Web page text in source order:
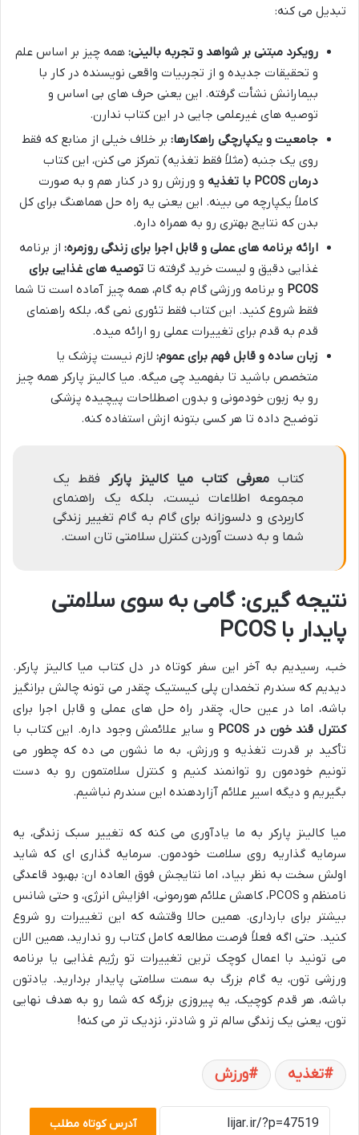
تبدیل می کنه:
رویکرد مبتنی بر شواهد و تجربه بالینی: همه چیز بر اساس علم
و تحقیقات جدیده و از تجربیات واقعی نویسنده در کار با
بیمارانش نشأت گرفته. این یعنی حرف های بی اساس و
توصیه های غیرعلمی جایی در این کتاب ندارن.
جامعیت و یکپارچگی راهکارها: بر خلاف خیلی از منابع که فقط
روی یک جنبه (مثلاً فقط تغذیه) تمرکز می کنن، این کتاب
درمان PCOS با تغذیه
و ورزش رو در کنار هم و به صورت
کاملاً یکپارچه می بینه. این یعنی یه راه حل هماهنگ برای کل
بدن که نتایج بهتری رو به همراه داره.
ارائه برنامه های عملی و قابل اجرا برای زندگی روزمره: از برنامه
غذایی دقیق و لیست خرید گرفته تا توصیه های غذایی برای
PCOS و برنامه ورزشی گام به گام، همه چیز آماده است تا شما
فقط شروع کنید. این کتاب فقط تئوری نمی گه، بلکه راهنمای
قدم به قدم برای تغییرات عملی رو ارائه میده.
زبان ساده و قابل فهم برای عموم: لازم نیست پزشک یا
متخصص باشید تا بفهمید چی میگه. میا کالینز پارکر همه چیز
رو به زبون خودمونی و بدون اصطلاحات پیچیده پزشکی
توضیح داده تا هر کسی بتونه ازش استفاده کنه.
کتابمعرفی کتاب میا کالینز پارکر
فقط یک
مجموعه اطلاعات نیست، بلکه یک راهنمای
کاربردی و دلسوزانه برای گام به گام تغییر زندگی
شما و به دست آوردن کنترل سلامتی تان است.
نتیجه گیری: گامی به سوی سلامتی
پایدار با PCOS
خب، رسیدیم به آخر این سفر کوتاه در دل کتاب میا کالینز پارکر.
دیدیم که سندرم تخمدان پلی کیستیک چقدر می تونه چالش برانگیز
باشه، اما در عین حال، چقدر راه حل های عملی و قابل اجرا برای
کنترل قند خون در PCOS
و سایر علائمش وجود داره. این کتاب با
تأکید بر قدرت تغذیه و ورزش، به ما نشون می ده که چطور می
تونیم خودمون رو توانمند کنیم و کنترل سلامتمون رو به دست
بگیریم و دیگه اسیر علائم آزاردهنده این سندرم نباشیم.
میا کالینز پارکر به ما یادآوری می کنه که تغییر سبک زندگی، یه
سرمایه گذاریه روی سلامت خودمون. سرمایه گذاری ای که شاید
اولش سخت به نظر بیاد، اما نتایجش فوق العاده ان: بهبود قاعدگی
نامنظم و PCOS، کاهش علائم هورمونی، افزایش انرژی، و حتی شانس
بیشتر برای بارداری. همین حالا وقتشه که این تغییرات رو شروع
کنید. حتی اگه فعلاً فرصت مطالعه کامل کتاب رو ندارید، همین الان
می تونید با اعمال کوچک ترین تغییرات تو رژیم غذایی یا برنامه
ورزشی تون، یه گام بزرگ به سمت سلامتی پایدار بردارید. یادتون
باشه، هر قدم کوچیک، یه پیروزی بزرگه که شما رو به هدف نهایی
تون، یعنی یک زندگی سالم تر و شادتر، نزدیک تر می کنه!
تغذیه ورزش
آدرس کوتاه مطلب